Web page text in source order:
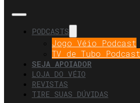
PODCASTS
Jogo Véio Podcast
TV de Tubo Podcast
SEJA APOIADOR
LOJA DO VÉIO
REVISTAS
TIRE SUAS DÚVIDAS